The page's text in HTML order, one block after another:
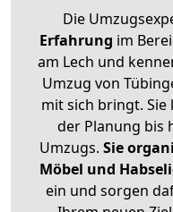
Die
Erfahrung im
am Lech und
Umzug von
mit sich bringt. Sie
der Planung bis
Umzugs. Sie
Möbel und
ein und sorgen